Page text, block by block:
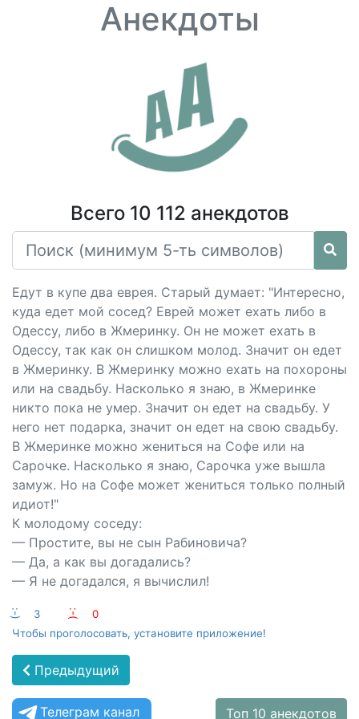
Анекдоты
Всего 10 112 анекдотов
Едут в купе два еврея. Старый думает: "Интересно,
куда едет мой сосед? Еврей может ехать либо в
Одессу, либо в Жмеринку. Он не может ехать в
Одессу, так как он слишком молод. Значит он едет
в Жмеринку. В Жмеринку можно ехать на похороны
или на свадьбу. Насколько я знаю, в Жмеринке
никто пока не умер. Значит он едет на свадьбу. У
него нет подарка, значит он едет на свою свадьбу.
В Жмеринке можно жениться на Софе или на
Сарочке. Насколько я знаю, Сарочка уже вышла
замуж. Но на Софе может жениться только полный
идиот!"
К молодому соседу:
— Простите, вы не сын Рабиновича?
— Да, а как вы догадались?
— Я не догадался, я вычислил!
:-) 3 :-(
0
Чтобы проголосовать, установите приложение!
Предыдущий
Телеграм канал Топ 10 анекдотов